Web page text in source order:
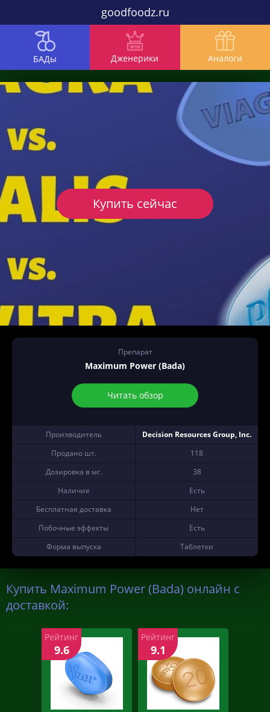
goodfoodz.ru
БАДы Дженерики Аналоги
Препарат
Maximum Power (Bada)
Читать обзор
Производитель
Decision Resources Group, Inc.
Продано шт.
118
Дозировка в мг.
38
Наличие
Есть
Бесплатная доставка
Нет
Побочные эффекты
Есть
Форма выпуска
Таблетки
Купить сейчас
Купить Maximum Power (Bada) онлайн с
доставкой:
Рейтинг
9.6
Рейтинг
9.1